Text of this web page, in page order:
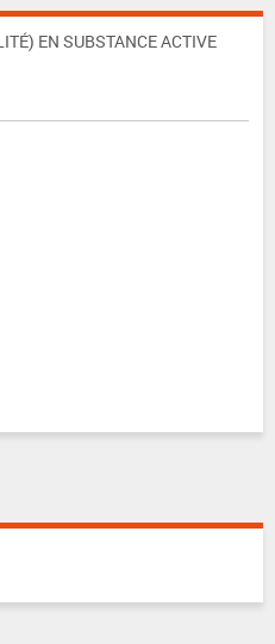
EN SUBSTANCE ACTIVE